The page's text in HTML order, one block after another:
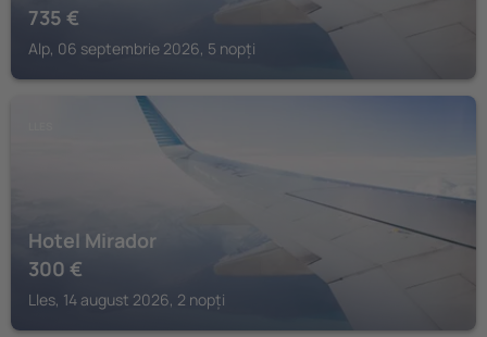
735 €
Alp, 06 septembrie 2026, 5 nopți
Hotel Mirador
300 €
Lles, 14 august 2026, 2 nopți